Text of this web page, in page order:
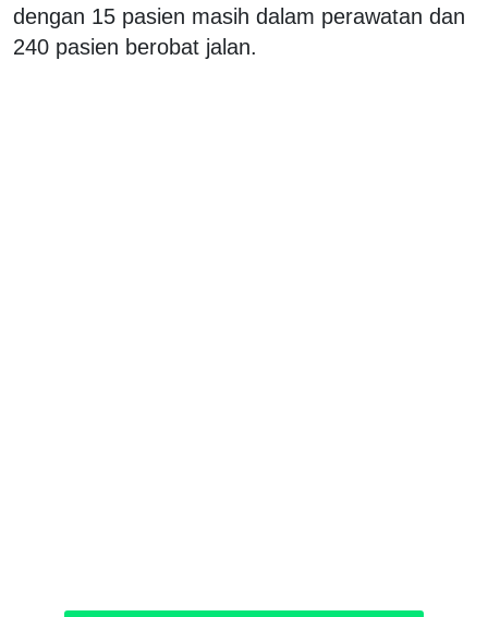
dengan 15 pasien masih dalam perawatan dan
240 pasien berobat jalan.